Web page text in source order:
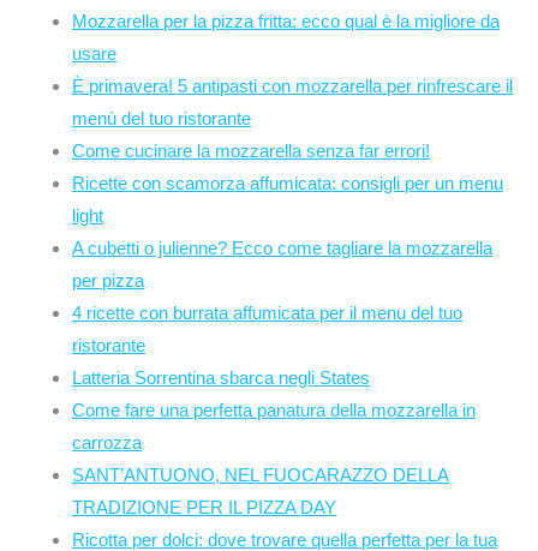
Mozzarella per la pizza fritta: ecco qual è la migliore da
usare
È primavera! 5 antipasti con mozzarella per rinfrescare il
menù del tuo ristorante
Come cucinare la mozzarella senza far errori!
Ricette con scamorza affumicata: consigli per un menu
light
A cubetti o julienne? Ecco come tagliare la mozzarella
per pizza
4 ricette con burrata affumicata per il menu del tuo
ristorante
Latteria Sorrentina sbarca negli States
Come fare una perfetta panatura della mozzarella in
carrozza
SANT’ANTUONO, NEL FUOCARAZZO DELLA
TRADIZIONE PER IL PIZZA DAY
Ricotta per dolci: dove trovare quella perfetta per la tua